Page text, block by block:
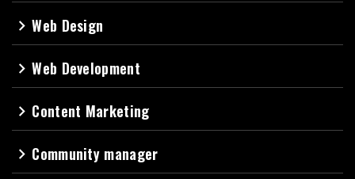
navigate_nextWeb Design
navigate_nextWeb Development
navigate_next Content Marketing
navigate_next Community manager